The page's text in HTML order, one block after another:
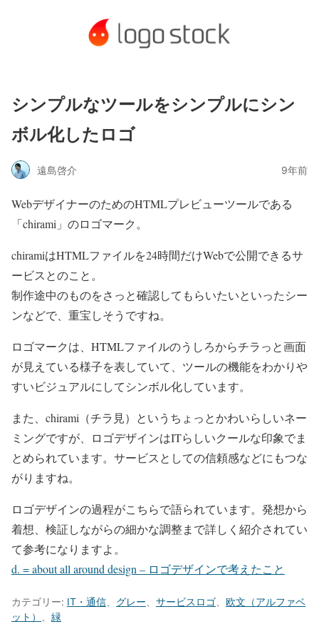
シンプルなツールをシンプルにシン
ボル化したロゴ
遠島啓介 9年前
WebデザイナーのためのHTMLプレビューツールである
「chirami」のロゴマーク。
chiramiはHTMLファイルを24時間だけWebで公開できるサ
ービスとのこと。
制作途中のものをさっと確認してもらいたいといったシー
ンなどで、重宝しそうですね。
ロゴマークは、HTMLファイルのうしろからチラっと画面
が見えている様子を表していて、ツールの機能をわかりや
すいビジュアルにしてシンボル化しています。
また、chirami（チラ見）というちょっとかわいらしいネー
ミングですが、ロゴデザインはITらしいクールな印象でま
とめられています。サービスとしての信頼感などにもつな
がりますね。
ロゴデザインの過程がこちらで語られています。発想から
着想、検証しながらの細かな調整まで詳しく紹介されてい
て参考になりますよ。
d. = about all around design – ロゴデザインで考えたこと
カテゴリー: IT・通信 グレー サービスロゴ
欧文（アルファベ
ット）
緑